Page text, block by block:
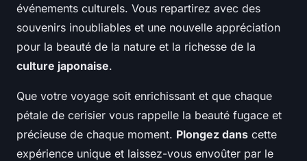
événements culturels. Vous repartirez avec des
souvenirs inoubliables et une nouvelle appréciation
pour la beauté de la nature et la richesse de la
culture japonaise.
Que votre voyage soit enrichissant et que chaque
pétale de cerisier vous rappelle la beauté fugace et
précieuse de chaque moment. Plongez dans cette
expérience unique et laissez-vous envoûter par le